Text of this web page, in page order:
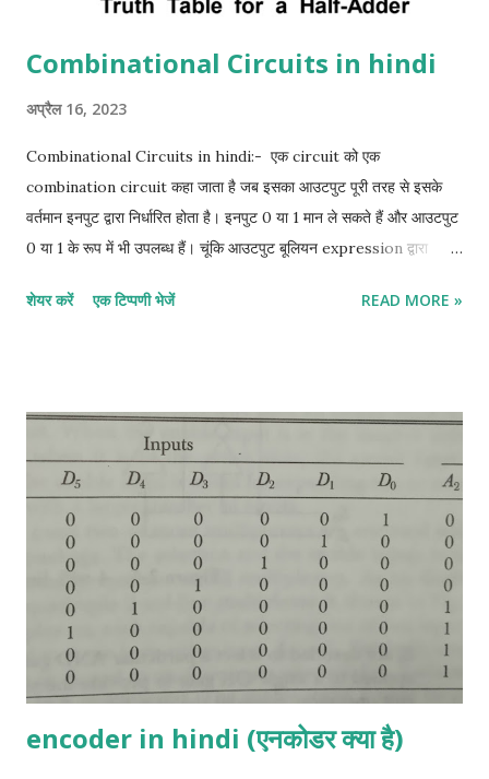
Combinational Circuits in hindi
अप्रैल 16, 2023
Combinational Circuits in hindi:- एक circuit को एक
combination circuit कहा जाता है जब इसका आउटपुट पूरी तरह से इसके
वर्तमान इनपुट द्वारा निर्धारित होता है। इनपुट 0 या 1 मान ले सकते हैं और आउटपुट
0 या 1 के रूप में भी उपलब्ध हैं। चूंकि आउटपुट बूलियन expression द्वारा
circuit से जुड़ी होती है। इसके विपरीत, truth table से एक संयोजन सर्किट के
combinations और semi-additive के उनके संबंधित आउटपुट दिखाती है।
X और Y इनपुट को दर्शाते हैं और C और S CARRY और SUM को दर्शाते हैं।
More details click her Full- Adder in hindi:- Full- Adder तीन
बाइनरी बिट्स को जोड़ने के लिए एक लॉजिक सर्किट है। इसके आउटपुट SUM
और CARRY हैं। निम्नलिखित सत्य तालिका में X, Y, Z इनपुट हैं और C और S
CARRY और SUM हैं। More details click her Half-Subtractor
in hi...
शेयर करें एक टिप्पणी भेजें READ MORE »
encoder in hindi (एनकोडर क्या है)